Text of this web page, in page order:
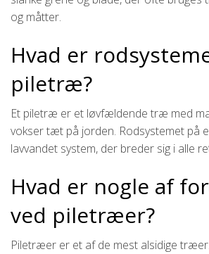
og måtter.
Hvad er
piletræ?
Et piletræ er et løvfældende træ med
vokser tæt på jorden. Rodsystemet på
lavvandet system, der breder sig i alle
Hvad er nogle af
ved piletræer?
Piletræer er et af de mest alsidige